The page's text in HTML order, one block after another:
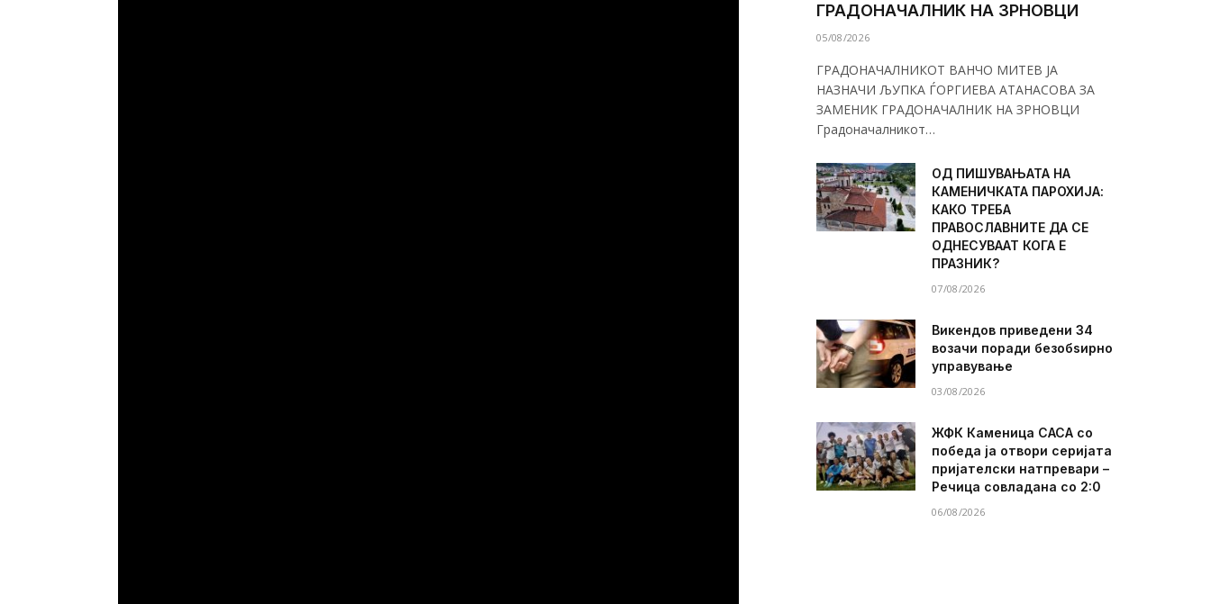
ГРАДОНАЧАЛНИК НА ЗРНОВЦИ
05/08/2026
ГРАДОНАЧАЛНИКОТ ВАНЧО МИТЕВ ЈА
НАЗНАЧИ ЉУПКА ЃОРГИЕВА АТАНАСОВА ЗА
ЗАМЕНИК ГРАДОНАЧАЛНИК НА ЗРНОВЦИ
Градоначалникот…
ОД ПИШУВАЊАТА НА
КАМЕНИЧКАТА ПАРОХИЈА:
КАКО ТРЕБА
ПРАВОСЛАВНИТЕ ДА СЕ
ОДНЕСУВААТ КОГА Е
ПРАЗНИК?
07/08/2026
Викендов приведени 34
возачи поради безобѕирно
управување
03/08/2026
ЖФК Каменица САСА со
победа ја отвори серијата
пријателски натпревари –
Речица совладана со 2:0
06/08/2026